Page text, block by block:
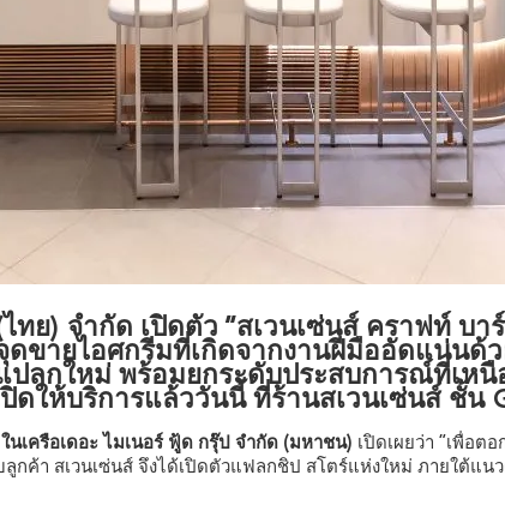
ทย) จำกัด เปิดตัว “สเวนเซ่นส์ คราฟท์ บ
ขายไอศกรีมที่เกิดจากงานฝีมืออัดแน่นด้
ลกใหม่ พร้อมยกระดับประสบการณ์ที่เห
ให้บริการแล้ววันนี้ ที่ร้านสเวนเซ่นส์ ชั้น
เครือเดอะ ไมเนอร์ ฟู้ด กรุ๊ป จำกัด (มหาชน) เปิดเผยว่า “เพื่อ
ค้า สเวนเซ่นส์ จึงได้เปิดตัวแฟลกชิป สโตร์แห่งใหม่ ภายใต้แน